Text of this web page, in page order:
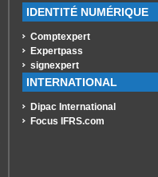
IDENTITÉ NUMÉRIQUE
Comptexpert
Expertpass
signexpert
INTERNATIONAL
Dipac International
Focus IFRS.com